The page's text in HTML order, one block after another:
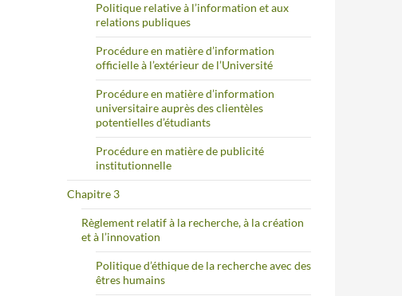
Politique relative à l’information et aux
relations publiques
Procédure en matière d’information
officielle à l’extérieur de l’Université
Procédure en matière d’information
universitaire auprès des clientèles
potentielles d’étudiants
Procédure en matière de publicité
institutionnelle
Chapitre 3
Règlement relatif à la recherche, à la création
et à l’innovation
Politique d’éthique de la recherche avec des
êtres humains